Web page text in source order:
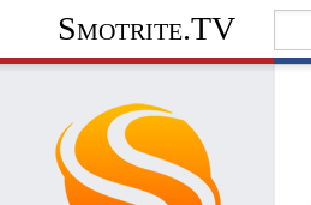
Smotrite.TV